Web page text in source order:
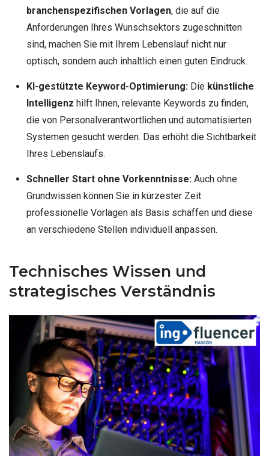
branchenspezifischen Vorlagen, die auf die
Anforderungen Ihres Wunschsektors zugeschnitten
sind, machen Sie mit Ihrem Lebenslauf nicht nur
optisch, sondern auch inhaltlich einen guten Eindruck.
KI-gestützte Keyword-Optimierung:Die künstliche
Intelligenz hilft Ihnen, relevante Keywords zu finden,
die von Personalverantwortlichen und automatisierten
Systemen gesucht werden. Das erhöht die Sichtbarkeit
Ihres Lebenslaufs.
Schneller Start ohne Vorkenntnisse:Auch ohne
Grundwissen können Sie in kürzester Zeit
professionelle Vorlagen als Basis schaffen und diese
an verschiedene Stellen individuell anpassen.
Technisches Wissen und
strategisches Verständnis